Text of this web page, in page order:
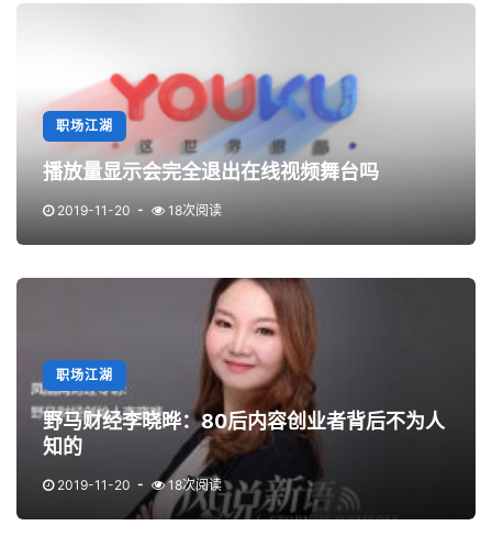
职场江湖
播放量显示会完全退出在线视频舞台吗
2019-11-20 18次阅读
职场江湖
野马财经李晓晔：80后内容创业者背后不为人
知的
2019-11-20 18次阅读